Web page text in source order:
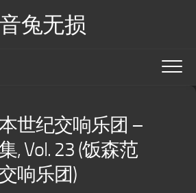
音兔无损
世纪交响乐团 –
, Vol. 23 (饭森范
响乐团)